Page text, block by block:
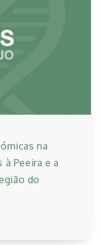
na
Peeira e a
do